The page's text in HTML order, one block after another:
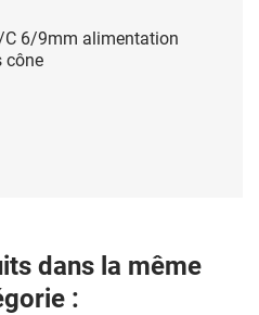
C 6/9mm alimentation
cône
dans la même
: